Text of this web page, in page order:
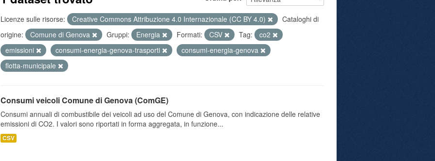
Licenze sulle risorse: Creative Commons Attribuzione 4.0 Internazionale (CC BY 4.0)
Cataloghi di
origine:
Comune di Genova Gruppi: Energia Formati: CSV Tag:
co2
emissioni
consumi-energia-genova-trasporti
consumi-energia-genova
flotta-municipale
Consumi veicoli Comune di Genova (ComGE)
Consumi annuali di combustibile dei veicoli ad uso del Comune di Genova, con indicazione delle relative
emissioni di CO2. I valori sono riportati in forma aggregata, in funzione...
CSV